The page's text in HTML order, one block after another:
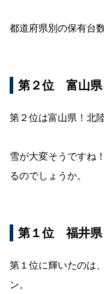
都道府県別の保有台
第２位 富山
第２位は富山県！北
雪が大変そうですね
るのでしょうか。
第１位 福井
第１位に輝いたのは
ン。